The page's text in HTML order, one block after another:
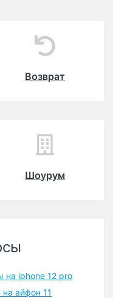
Возврат
Шоурум
на iphone 12 pro
на айфон 11